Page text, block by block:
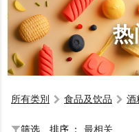
热
所有类別 食品及饮品 酒
筛选 排序 ： 最相关